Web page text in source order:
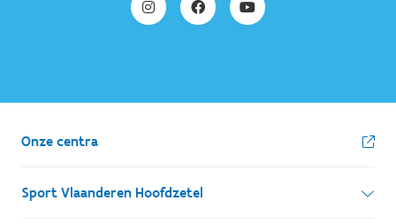
Onze centra
Sport Vlaanderen Hoofdzetel